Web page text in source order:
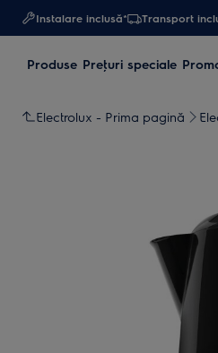
Instalare inclusă* Transport
Produse Preţuri speciale
Electrolux - Prima pagină